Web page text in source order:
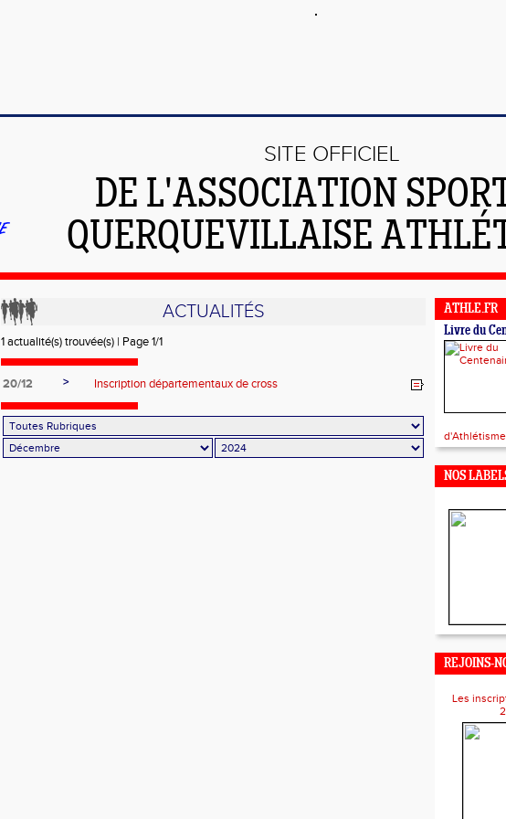
SITE OFFICIEL
DE L'ASSOCIATION
QUERQUEVILLAISE
ACTUALITÉS
1 actualité(s) trouvée(s) | Page 1/1
20/12 > Inscription départementaux de cross
ATHLE.FR
Livre du
NOS
REJOINS-
Les